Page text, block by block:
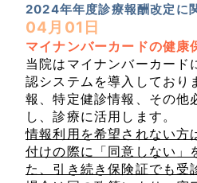
2024年年度診療報酬改定に
04月01日
マイナンバーカードの健康
当院はマイナンバーカード
認システムを導入しており
報、特定健診情報、その他
し、診療に活用します。
情報利用を希望されない方
付けの際に「同意しない」
た、引き続き保険証でも受